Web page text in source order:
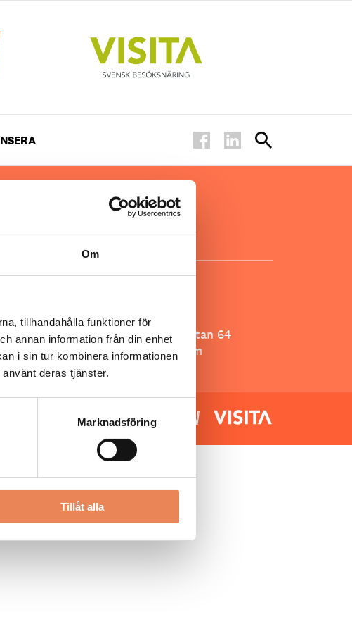
Om
tillhandahålla funktioner för
annan information från din enhet
i sin tur kombinera informationen
deras tjänster.
Marknadsföring
Tillåt alla
inom
för ägare
Besöksliv
Spoon, Brännkyrkagatan 64
118 23 Stockholm